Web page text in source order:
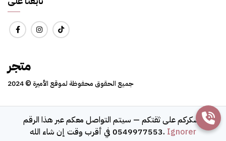
نشكركم على ثقتكم — سيتم التواصل معكم عبر هذا الرقم
0549977553 في أقرب وقت إن شاء الله. Ignorer
متجر
جميع الحقوق محفوظة لموقع الأميرة © 2024
© 2026 amiraelle.com